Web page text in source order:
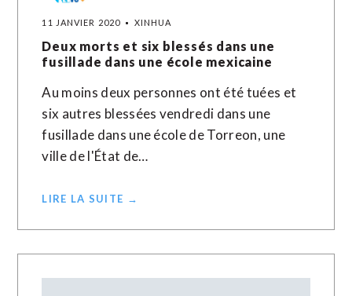
11 JANVIER 2020 XINHUA
Deux morts et six blessés dans une
fusillade dans une école mexicaine
Au moins deux personnes ont été tuées et
six autres blessées vendredi dans une
fusillade dans une école de Torreon, une
ville de l'État de…
LIRE LA SUITE →